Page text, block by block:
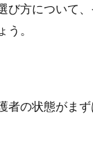
び方について
。
者の状態がま